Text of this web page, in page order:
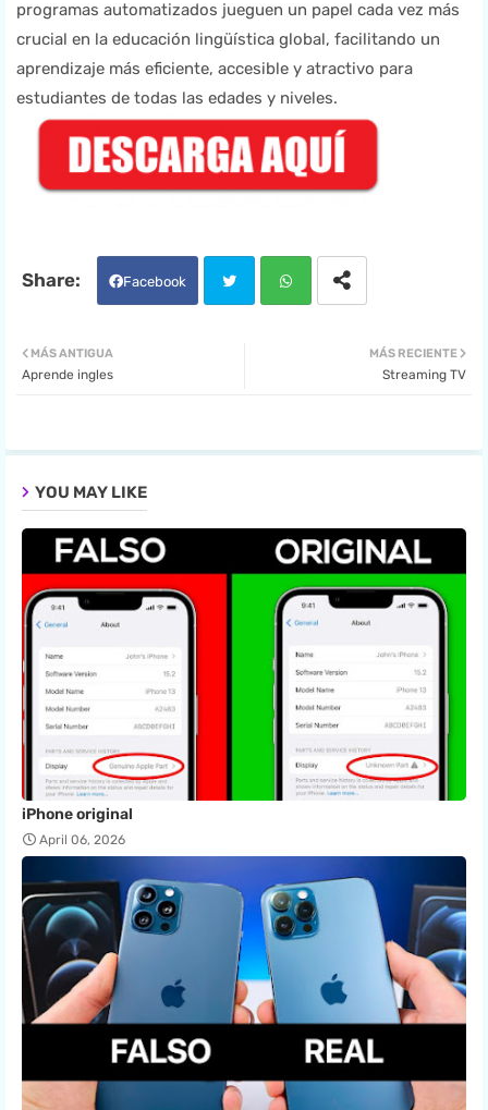
programas automatizados jueguen un papel cada vez más
crucial en la educación lingüística global, facilitando un
aprendizaje más eficiente, accesible y atractivo para
estudiantes de todas las edades y niveles.
Facebook
MÁS RECIENTE
Streaming TV
MÁS ANTIGUA
Aprende ingles
YOU MAY LIKE
iPhone original
April 06, 2026